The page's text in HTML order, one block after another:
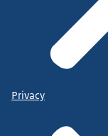
Privacy